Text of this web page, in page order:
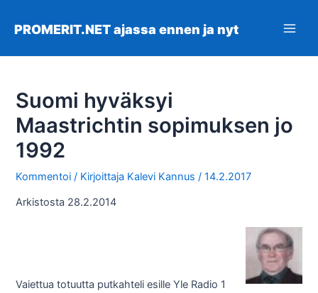
sisältöön
PROMERIT.NET ajassa ennen ja nyt
Suomi hyväksyi
Maastrichtin sopimuksen jo
1992
Kommentoi / Kirjoittaja Kalevi Kannus/14.2.2017
Arkistosta 28.2.2014
Vaiettua totuutta putkahteli esille Yle Radio 1